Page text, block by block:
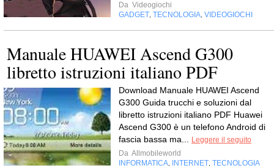
Da Videogiochi
GADGET TECNOLOGIA VIDEOGIOCHI
Manuale HUAWEI Ascend G300
libretto istruzioni italiano PDF
Download Manuale HUAWEI Ascend
G300 Guida trucchi e soluzioni dal
libretto istruzioni italiano PDF Huawei
Ascend G300 è un telefono Android di
fascia bassa ma...
Leggere il seguito
Da Allmobileworld
INFORMATICA
INTERNET TECNOLOGIA